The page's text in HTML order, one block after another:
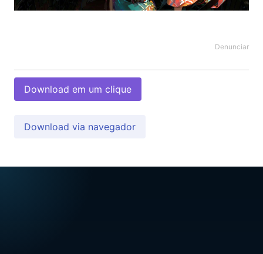
Denunciar
Download em um clique
Download via navegador